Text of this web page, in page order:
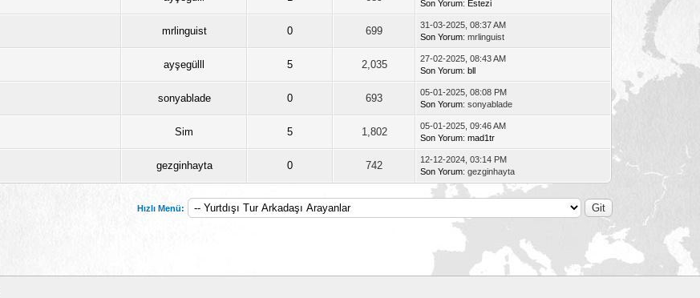
Son Yorum: Estezi
mrlinguist 0 699
31-03-2025, 08:37 AM
Son Yorum: mrlinguist
ayşegülll 5 2,035
27-02-2025, 08:43 AM
Son Yorum:bll
sonyablade 0 693
05-01-2025, 08:08 PM
Son Yorum: sonyablade
Sim 5 1,802
05-01-2025, 09:46 AM
Son Yorum:mad1tr
gezginhayta 0 742
12-12-2024, 03:14 PM
Son Yorum: gezginhayta
Hızlı Menü: